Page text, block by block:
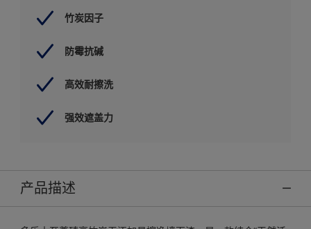
竹炭因子
防霉抗碱
高效耐擦洗
强效遮盖力
产品描述